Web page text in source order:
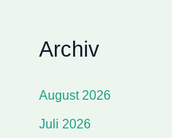
Archiv
August 2026
Juli 2026